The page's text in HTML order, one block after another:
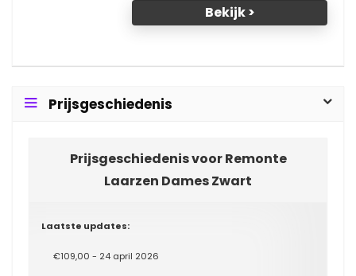
Bekijk >
Prijsgeschiedenis
Prijsgeschiedenis voor Remonte
Laarzen Dames Zwart
Laatste updates:
€109,00 - 24 april 2026